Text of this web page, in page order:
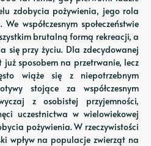
zdobycia pożywienia, jego rola
współczesnym społeczeństwie
brutalną formą rekreacji, a
się przy życiu. Dla zdecydowanej
już sposobem na przetrwanie, lecz
wiąże się z niepotrzebnym
stojące za współczesnym
z osobistej przyjemności,
uczestnictwa w wielowiekowej
pożywienia. W rzeczywistości
wpływ na populacje zwierząt na